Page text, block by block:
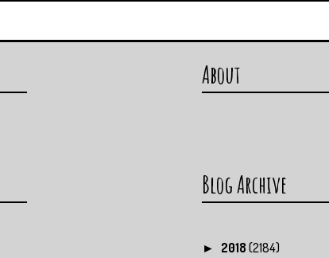
About
Blog Archive
► 2018 (2184)